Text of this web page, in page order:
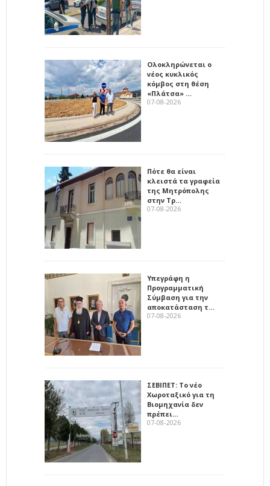
Ολοκληρώνεται ο
νέος κυκλικός
κόμβος στη θέση
«Πλάτσα» …
07-08-2026
Πότε θα είναι
κλειστά τα γραφεία
της Μητρόπολης
στην Τρ…
07-08-2026
Υπεγράφη η
Προγραμματική
Σύμβαση για την
αποκατάσταση τ…
07-08-2026
ΣΕΒΙΠΕΤ: Το νέο
Χωροταξικό για τη
Βιομηχανία δεν
πρέπει…
07-08-2026